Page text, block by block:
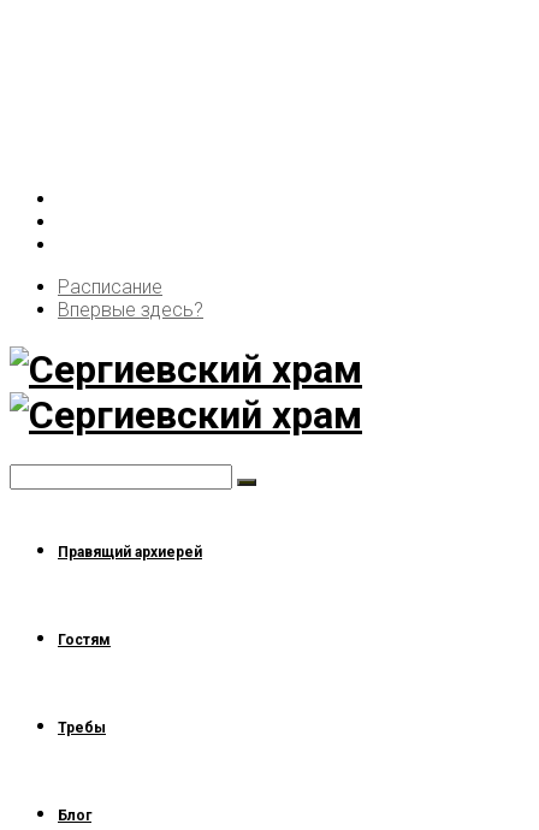
Расписание
Впервые здесь?
Правящий архиерей
Гостям
Требы
Блог